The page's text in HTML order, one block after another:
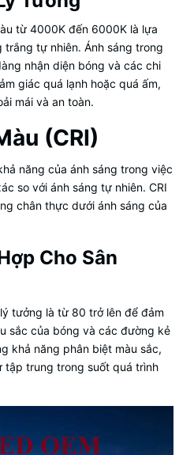
từ 4000K đến 6000K là lựa
tự nhiên. Ánh sáng trong
nhận diện bóng và các chi
giác quá lạnh hoặc quá ấm,
mái và an toàn.
(CRI)
năng của ánh sáng trong việc
so với ánh sáng tự nhiên. CRI
chân thực dưới ánh sáng của
Cho Sân
tưởng là từ 80 trở lên để đảm
sắc của bóng và các đường kẻ
khả năng phân biệt màu sắc,
tập trung trong suốt quá trình